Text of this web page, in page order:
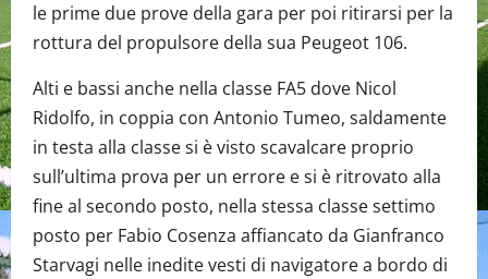
le prime due prove della gara per poi ritirarsi per la
rottura del propulsore della sua Peugeot 106.
Alti e bassi anche nella classe FA5 dove Nicol
Ridolfo, in coppia con Antonio Tumeo, saldamente
in testa alla classe si è visto scavalcare proprio
sull’ultima prova per un errore e si è ritrovato alla
fine al secondo posto, nella stessa classe settimo
posto per Fabio Cosenza affiancato da Gianfranco
Starvagi nelle inedite vesti di navigatore a bordo di